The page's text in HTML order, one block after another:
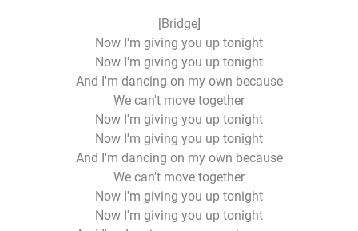
[Bridge]
Now I'm giving you up tonight
Now I'm giving you up tonight
And I'm dancing on my own because
We can't move together
Now I'm giving you up tonight
Now I'm giving you up tonight
And I'm dancing on my own because
We can't move together
Now I'm giving you up tonight
Now I'm giving you up tonight